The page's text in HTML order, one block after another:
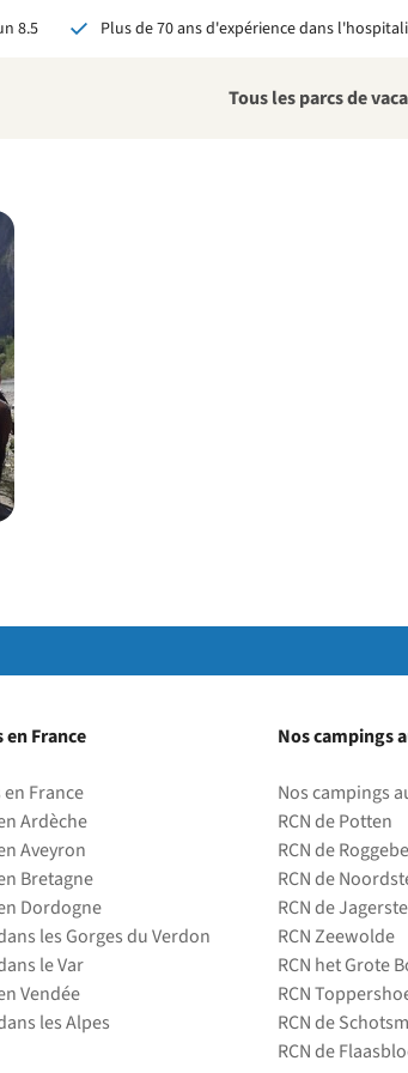
8.5 Plus de 70 ans d'expérience dans
Tous les parcs de
via RCN, vous
garantie du meilleur prix
avantages exclusifs
contact personnalisé
tous les avantages
France
France
Ardèche
Aveyron
Bretagne
Dordogne
les Gorges du Verdon
le Var
Vendée
les Alpes
Nos campings
Nos campings
RCN de Potten
RCN de
RCN de
RCN de
RCN Zeewolde
RCN het Grote
RCN
RCN de
RCN de